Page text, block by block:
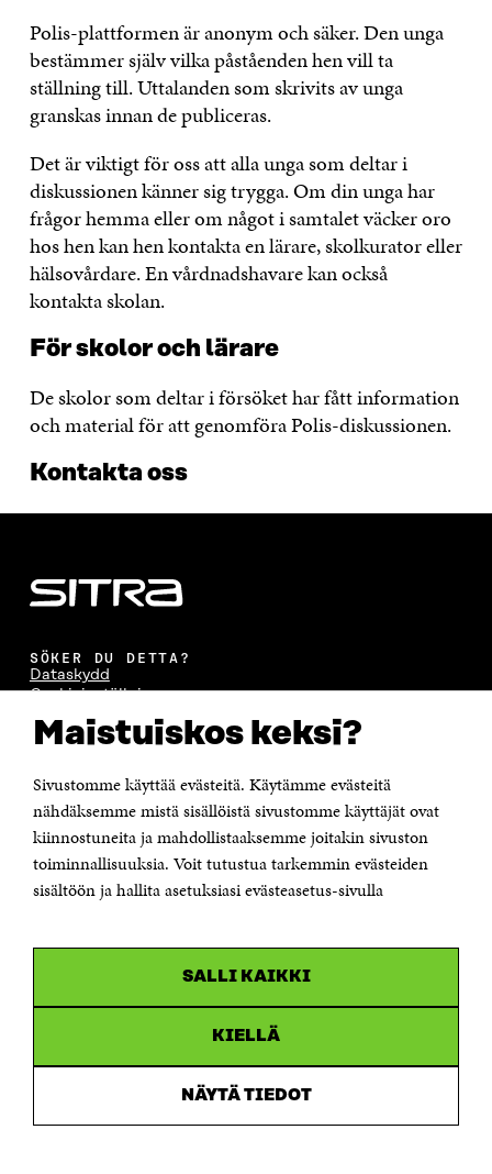
Maistuiskos keksi?
Sivustomme käyttää evästeitä. Käytämme evästeitä
nähdäksemme mistä sisällöistä sivustomme käyttäjät ovat
kiinnostuneita ja mahdollistaaksemme joitakin sivuston
toiminnallisuuksia. Voit tutustua tarkemmin evästeiden
sisältöön ja hallita asetuksiasi evästeasetus-sivulla
SALLI KAIKKI
KIELLÄ
NÄYTÄ TIEDOT
Polis-plattformen är anonym och säker. Den unga
bestämmer själv vilka påståenden hen vill ta
ställning till. Uttalanden som skrivits av unga
granskas innan de publiceras.
Det är viktigt för oss att alla unga som deltar i
diskussionen känner sig trygga. Om din unga har
frågor hemma eller om något i samtalet väcker oro
hos hen kan hen kontakta en lärare, skolkurator eller
hälsovårdare. En vårdnadshavare kan också
kontakta skolan.
För skolor och lärare
De skolor som deltar i försöket har fått information
och material för att genomföra Polis-diskussionen.
Kontakta oss
SÖKER DU DETTA?
Dataskydd
Cookieinställningar
Rapporteringskanal
Tillgänglighetsutredning
Sitra's digitala kommunikation och webbtjänster
KONTAKTA OSS
Jubileumsfonden för Finlands självständighet Sitra
Östersjögatan 11–13, PB 160,
00181 Helsingfors
Personalens e-postadresser har formen:
fornamn.efternamn@sitra.fi
Öppnas
nytt